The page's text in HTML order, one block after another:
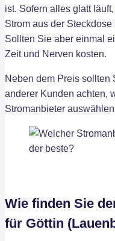
ist. Sofern alles glatt
Strom aus der
Sollten Sie aber einmal
Zeit und Nerven kosten.
Neben dem Preis sollten
anderer Kunden achten,
Stromanbieter
Wie finden Sie
für Göttin